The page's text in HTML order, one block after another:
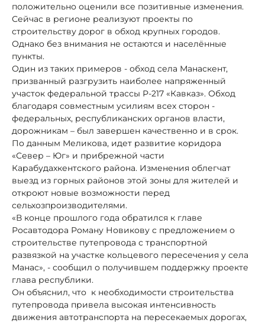
положительно оценили все позитивные изменения.
Сейчас в регионе реализуют проекты по
строительству дорог в обход крупных городов.
Однако без внимания не остаются и населённые
пункты.
Один из таких примеров - обход села Манаскент,
призванный разгрузить наиболее напряженный
участок федеральной трассы Р-217 «Кавказ». Обход
благодаря совместным усилиям всех сторон -
федеральных, республиканских органов власти,
дорожникам – был завершен качественно и в срок.
По данным Меликова, идет развитие коридора
«Север – Юг» и прибрежной части
Карабудахкентского района. Изменения облегчат
выезд из горных районов этой зоны для жителей и
откроют новые возможности перед
сельхозпроизводителями.
«В конце прошлого года обратился к главе
Росавтодора Роману Новикову с предложением о
строительстве путепровода с транспортной
развязкой на участке кольцевого пересечения у села
Манас», - сообщил о получившем поддержку проекте
глава республики.
Он объяснил, что к необходимости строительства
путепровода привела высокая интенсивность
движения автотранспорта на пересекаемых дорогах,